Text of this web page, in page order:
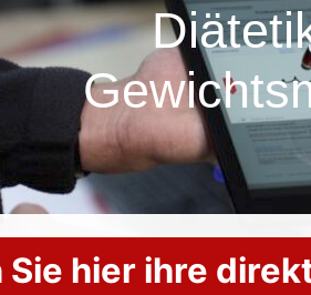
Sie hier ihre